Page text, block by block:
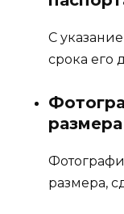
С
срока его
размера
размера,